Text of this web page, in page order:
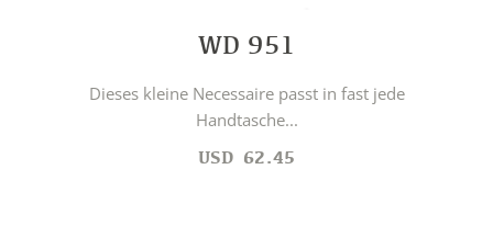
WD 951
Dieses kleine Necessaire passt in fast jede
Handtasche...
USD 62.45